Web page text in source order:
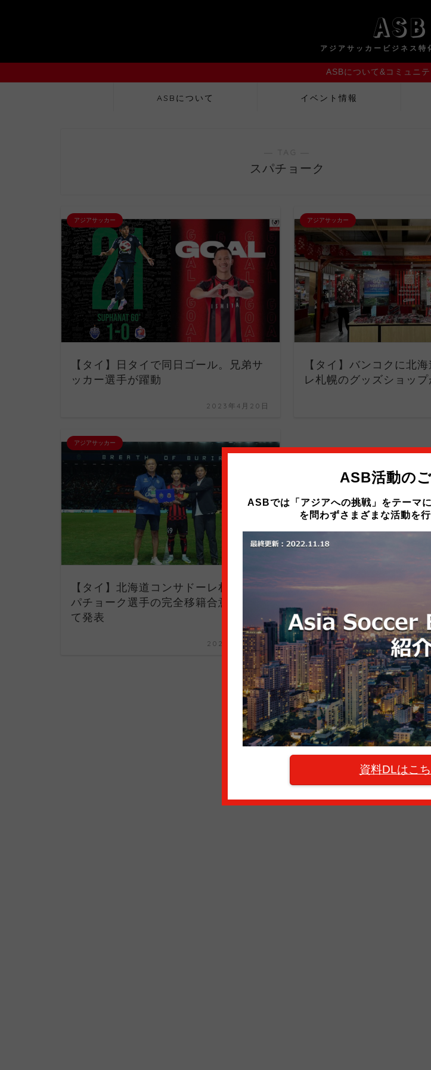
ASB
ASBについて&コミュニ
ASBについて イベント情報
スパチョーク
アジアサッカー
【タイ】日タイで同日ゴール。兄弟サ
ッカー選手が躍動
2023年4月20日
アジアサッカー
【タイ】バンコクに北
レ札幌のグッズショッ
アジアサッカー
【タイ】北海道コンサドーレ札幌がス
パチョーク選手の完全移籍合意につい
て発表
2022年11月14日
ASB活動の
ASBでは「アジアへの挑戦」をテーマ
を問わずさまざまな活動を
資料DLはこ